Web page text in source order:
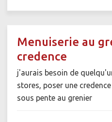
Menuiserie au
credence
j'aurais besoin de
stores, poser une
sous pente au grenier